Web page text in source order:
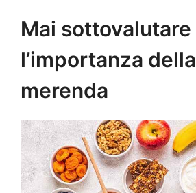
Mai sottovalutare
l’importanza della
merenda